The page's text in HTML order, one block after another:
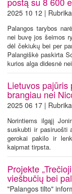
2025 10 12 |
Palangos tarybos
nei buvę jos šeimos
dėl čekiukų bei per
Palangiškė paskirta
kurios alga didesnė
Lietuvos pajūris
brangiau nei
2025 06 17 |
Norintiems ilgąjį
suskubti ir pasiruošti
gerokai pakilo ir
kaipmat tirpsta.
Projekte
viešbučių bei
"Palangos tilto"